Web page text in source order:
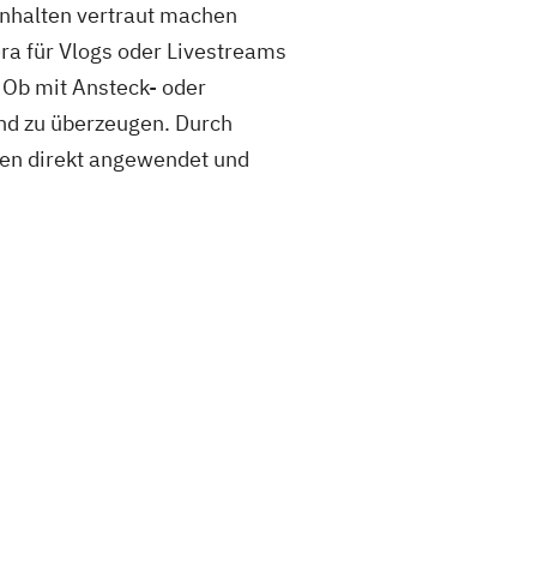
vertraut machen
für Vlogs oder Livestreams
mit Ansteck- oder
zu überzeugen. Durch
direkt angewendet und